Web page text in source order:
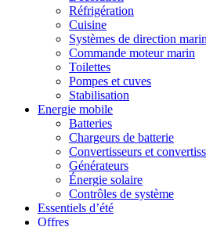
Réfrigération
Cuisine
Systèmes de direction
Commande moteur marin
Toilettes
Pompes et cuves
Stabilisation
Energie mobile
Batteries
Chargeurs de batterie
Convertisseurs et
Générateurs
Énergie solaire
Contrôles de système
Essentiels d’été
Offres